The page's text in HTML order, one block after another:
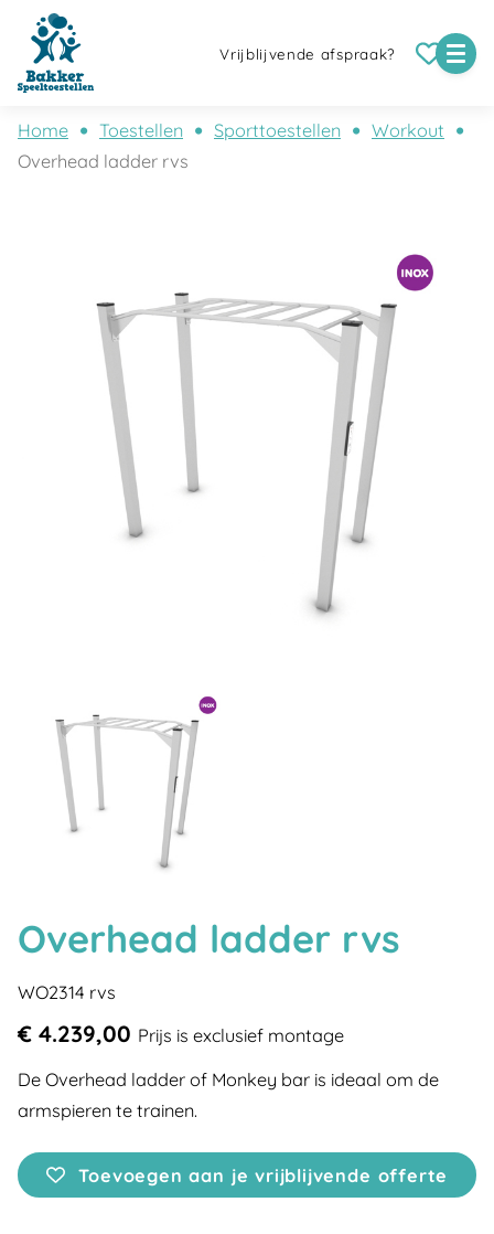
Vrijblijvende afspraak?
Home Toestellen Sporttoestellen
Workout
Overhead ladder rvs
Overhead ladder rvs
WO2314 rvs
€ 4.239,00 Prijs is exclusief montage
De Overhead ladder of Monkey bar is ideaal om de
armspieren te trainen.
Toevoegen aan je vrijblijvende offerte